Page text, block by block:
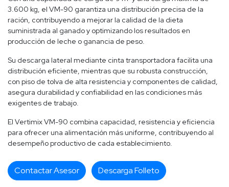
3.600 kg, el VM-90 garantiza una distribución precisa de la
ración, contribuyendo a mejorar la calidad de la dieta
suministrada al ganado y optimizando los resultados en
producción de leche o ganancia de peso.
Su descarga lateral mediante cinta transportadora facilita una
distribución eficiente, mientras que su robusta construcción,
con piso de tolva de alta resistencia y componentes de calidad,
asegura durabilidad y confiabilidad en las condiciones más
exigentes de trabajo.
El Vertimix VM-90 combina capacidad, resistencia y eficiencia
para ofrecer una alimentación más uniforme, contribuyendo al
desempeño productivo de cada establecimiento.
Contactar Asesor Descarga Folleto